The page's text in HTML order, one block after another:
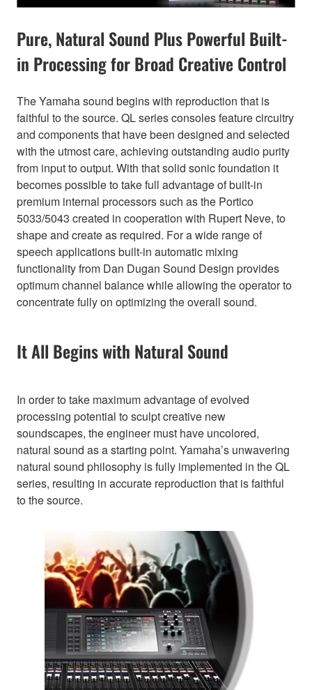
Pure, Natural Sound Plus Powerful Built-
in Processing for Broad Creative Control
The Yamaha sound begins with reproduction that is
faithful to the source. QL series consoles feature circuitry
and components that have been designed and selected
with the utmost care, achieving outstanding audio purity
from input to output. With that solid sonic foundation it
becomes possible to take full advantage of built-in
premium internal processors such as the Portico
5033/5043 created in cooperation with Rupert Neve, to
shape and create as required. For a wide range of
speech applications built-in automatic mixing
functionality from Dan Dugan Sound Design provides
optimum channel balance while allowing the operator to
concentrate fully on optimizing the overall sound.
It All Begins with Natural Sound
In order to take maximum advantage of evolved
processing potential to sculpt creative new
soundscapes, the engineer must have uncolored,
natural sound as a starting point. Yamaha’s unwavering
natural sound philosophy is fully implemented in the QL
series, resulting in accurate reproduction that is faithful
to the source.